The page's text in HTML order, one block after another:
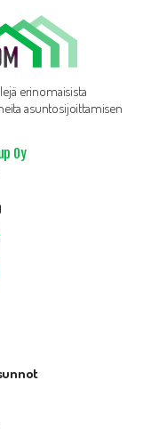
erinomaisista
asuntosijoittamisen
Oy